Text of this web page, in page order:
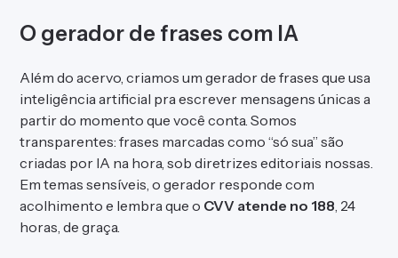
O gerador de frases com IA
Além do acervo, criamos um gerador de frases que usa
inteligência artificial pra escrever mensagens únicas a
partir do momento que você conta. Somos
transparentes: frases marcadas como “só sua” são
criadas por IA na hora, sob diretrizes editoriais nossas.
Em temas sensíveis, o gerador responde com
acolhimento e lembra que o CVV atende no 188, 24
horas, de graça.